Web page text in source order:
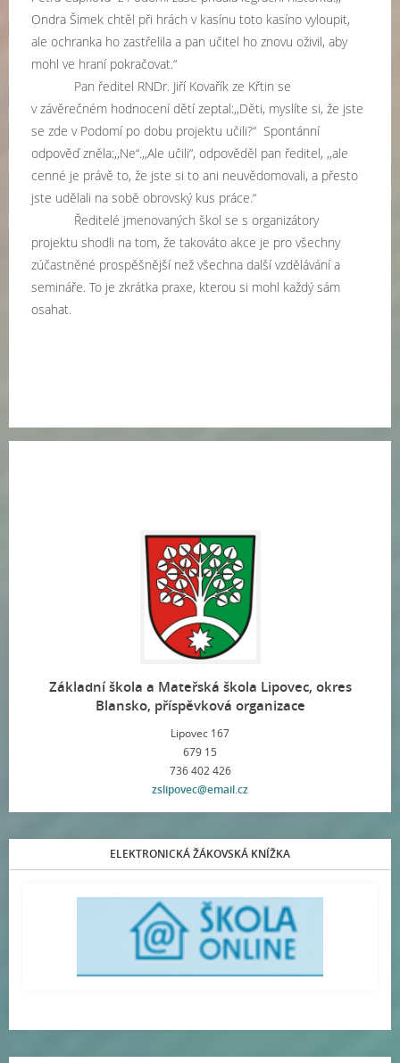
Ondra Šimek chtěl při hrách v kasínu toto kasíno vyloupit,
ale ochranka ho zastřelila a pan učitel ho znovu oživil, aby
mohl ve hraní pokračovat.“
Pan ředitel RNDr. Jiří Kovařík ze Křtin se
v závěrečném hodnocení dětí zeptal:,,Děti, myslíte si, že jste
se zde v Podomí po dobu projektu učili?“ Spontánní
odpověď zněla:,,Ne“.,,Ale učili“, odpověděl pan ředitel, ,,ale
cenné je právě to, že jste si to ani neuvědomovali, a přesto
jste udělali na sobě obrovský kus práce.“
Ředitelé jmenovaných škol se s organizátory
projektu shodli na tom, že takováto akce je pro všechny
zúčastněné prospěšnější než všechna další vzdělávání a
semináře. To je zkrátka praxe, kterou si mohl každý sám
osahat.
Základní škola a Mateřská škola Lipovec, okres
Blansko, příspěvková organizace
Lipovec 167
679 15
736 402 426
zslipovec@email.cz
ELEKTRONICKÁ ŽÁKOVSKÁ KNÍŽKA